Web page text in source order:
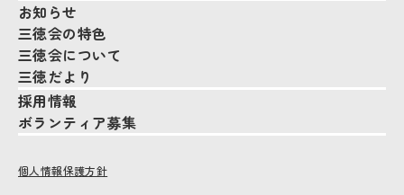
お知らせ
三徳会の特色
三徳会について
三徳だより
採用情報
ボランティア募集
個人情報保護方針